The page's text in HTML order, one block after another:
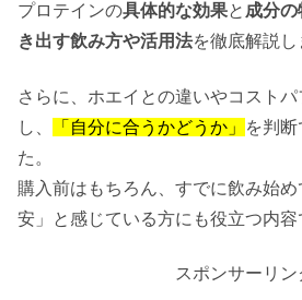
プロテインの具体的な効果と 成分の
き出す飲み方や活用法を徹底解説し
さらに、ホエイとの違いやコスト
し、
「自分に合うかどうか」
を判
た。
購入前はもちろん、すでに飲み始
安」と感じている方にも役立つ内容
スポンサーリン